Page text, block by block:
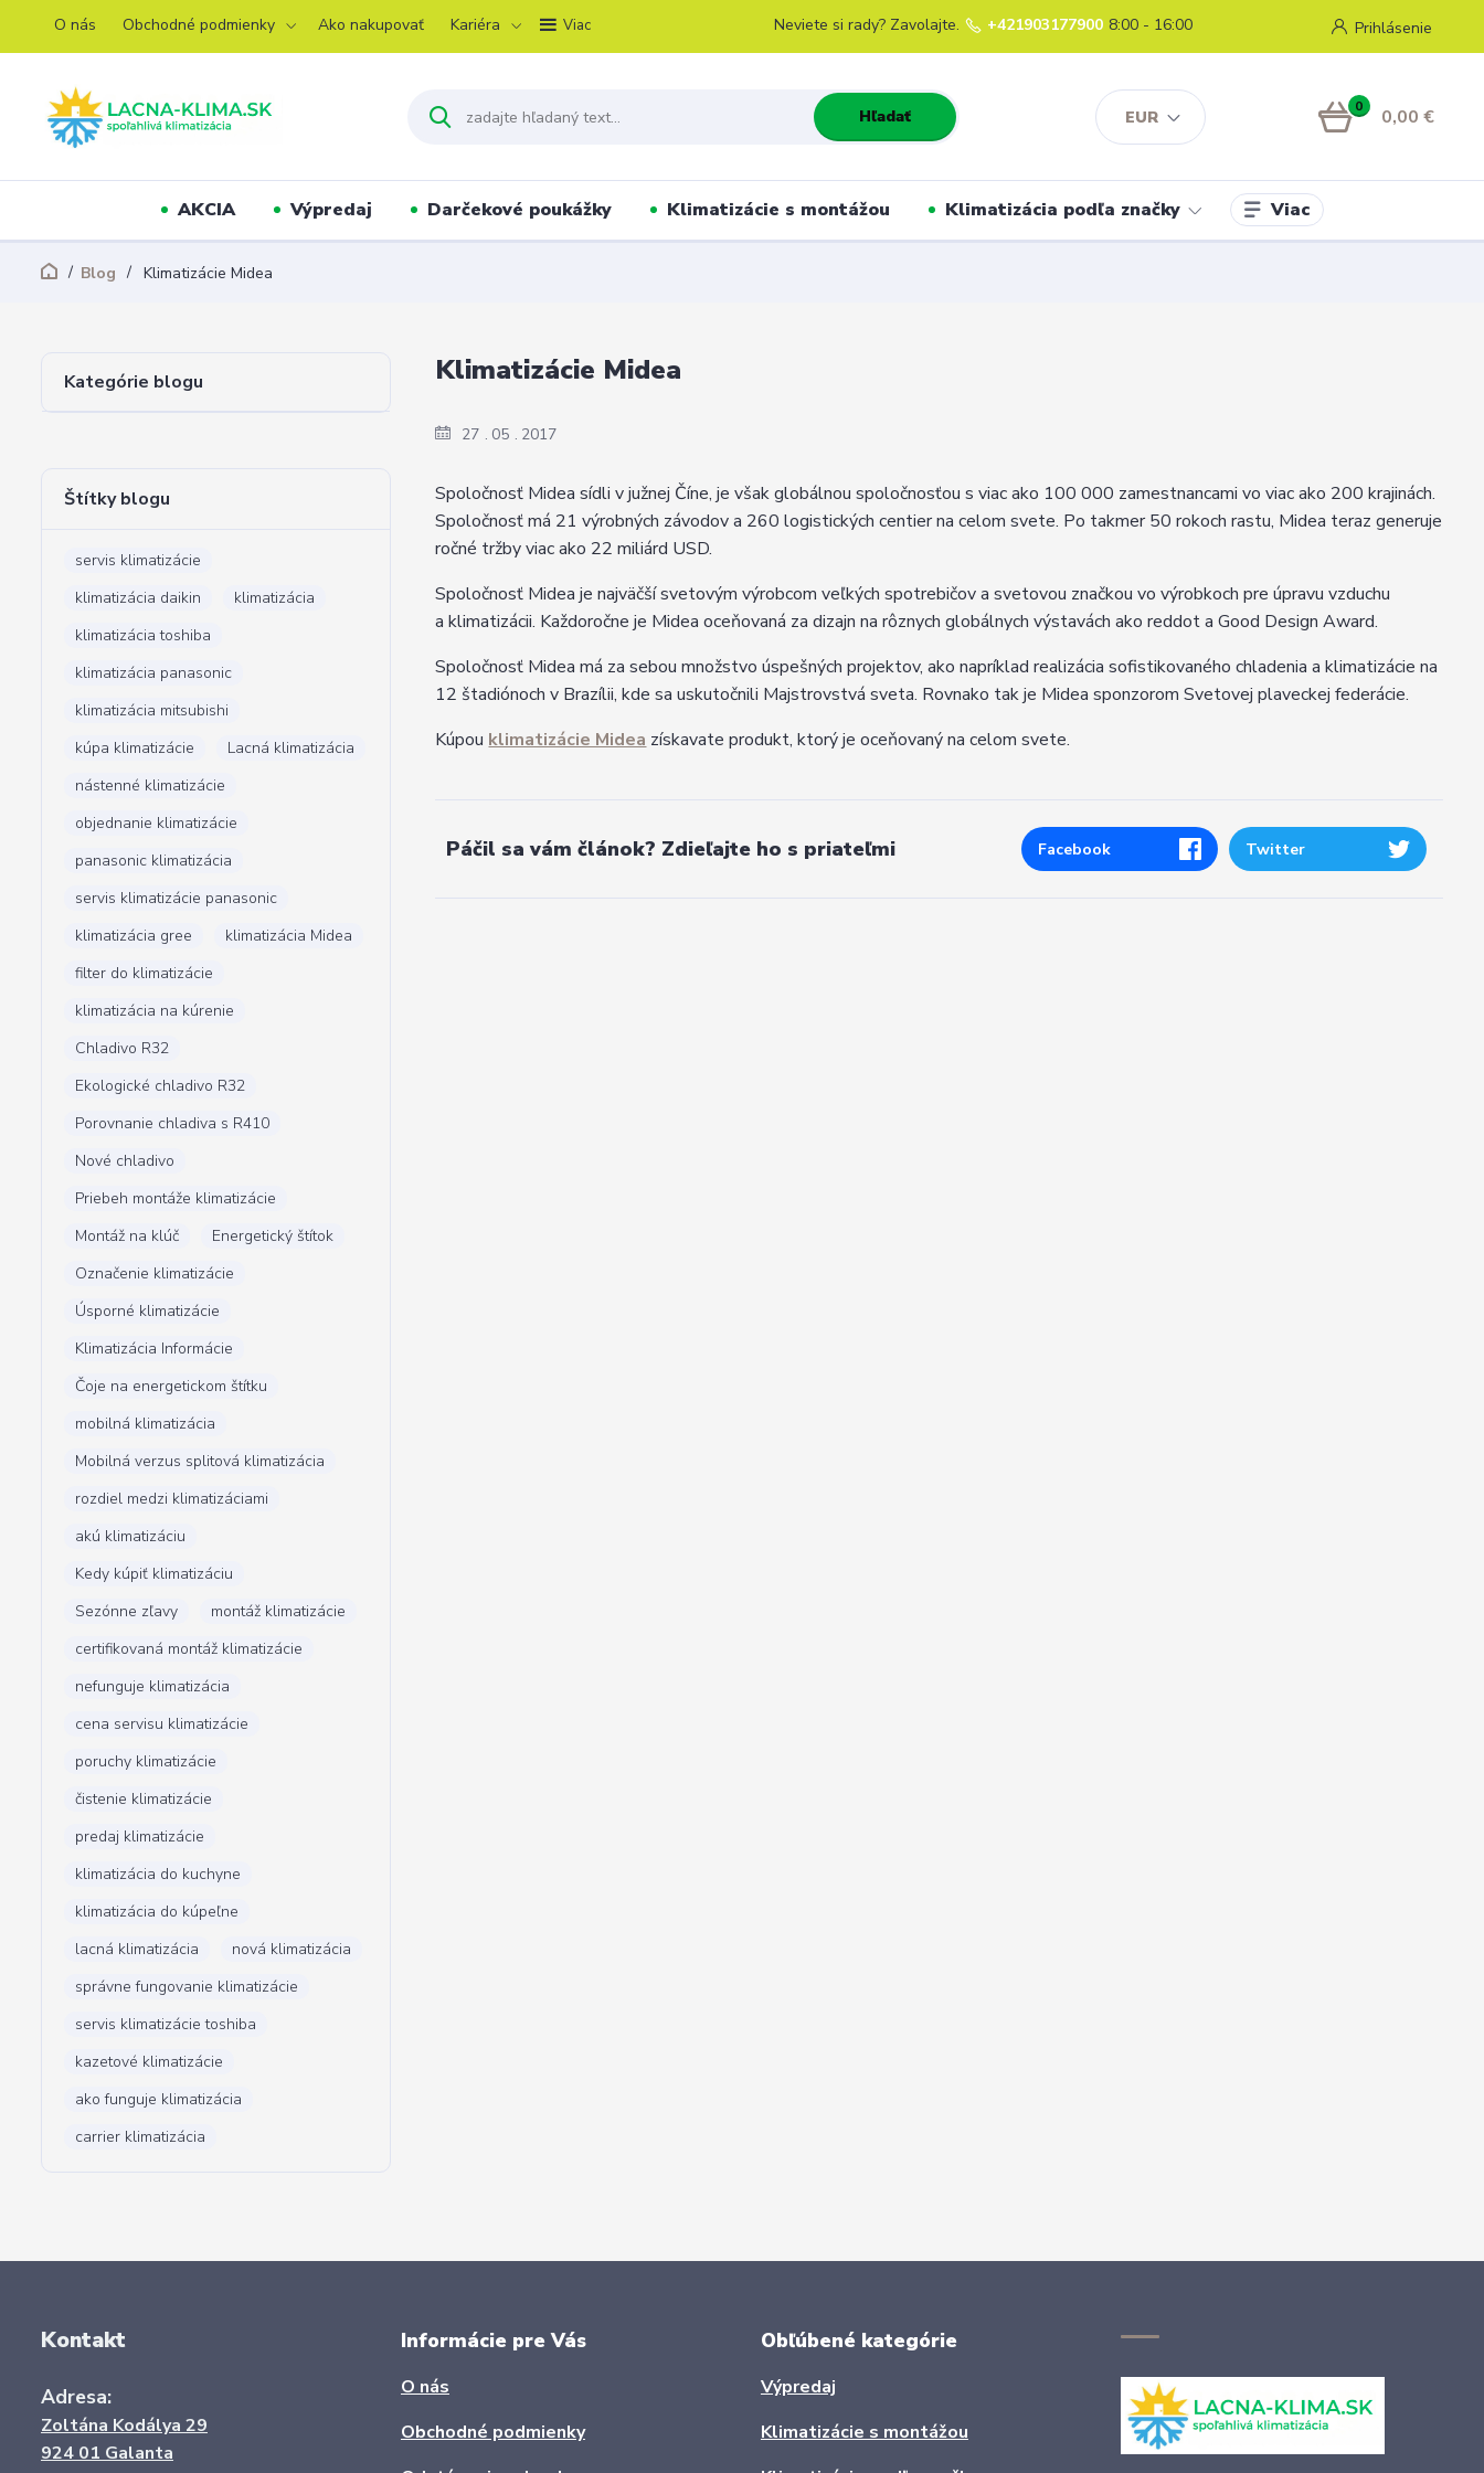
O nás Obchodné podmienky Ako nakupovať Kariéra Viac
EUR
Prihlásenie
Hľadať
Neviete si rady? Zavolajte. +421903177900 8:00 - 16:00
0 0,00 €
AKCIA Výpredaj Darčekové poukážky Klimatizácie s montážou Klimatizácia podľa značky Viac
Blog Klimatizácie Midea
Kategórie blogu
Štítky blogu
servis klimatizácie
klimatizácia daikin
klimatizácia
klimatizácia toshiba
klimatizácia panasonic
klimatizácia mitsubishi
kúpa klimatizácie
Lacná klimatizácia
nástenné klimatizácie
objednanie klimatizácie
panasonic klimatizácia
servis klimatizácie panasonic
klimatizácia gree
klimatizácia Midea
filter do klimatizácie
klimatizácia na kúrenie
Chladivo R32
Ekologické chladivo R32
Porovnanie chladiva s R410
Nové chladivo
Priebeh montáže klimatizácie
Montáž na klúč
Energetický štítok
Označenie klimatizácie
Úsporné klimatizácie
Klimatizácia Informácie
Čoje na energetickom štítku
mobilná klimatizácia
Mobilná verzus splitová klimatizácia
rozdiel medzi klimatizáciami
akú klimatizáciu
Kedy kúpiť klimatizáciu
Sezónne zľavy
montáž klimatizácie
certifikovaná montáž klimatizácie
nefunguje klimatizácia
cena servisu klimatizácie
poruchy klimatizácie
čistenie klimatizácie
predaj klimatizácie
klimatizácia do kuchyne
klimatizácia do kúpeľne
lacná klimatizácia
nová klimatizácia
správne fungovanie klimatizácie
servis klimatizácie toshiba
kazetové klimatizácie
ako funguje klimatizácia
carrier klimatizácia
27 05 2017
Klimatizácie Midea
Spoločnosť Midea sídli v južnej Číne, je však globálnou spoločnosťou s viac ako 100 000 zamestnancami vo viac ako 200 krajinách.
Spoločnosť má 21 výrobných závodov a 260 logistických centier na celom svete. Po takmer 50 rokoch rastu, Midea teraz generuje
ročné tržby viac ako 22 miliárd USD.
Spoločnosť Midea je najväčší svetovým výrobcom veľkých spotrebičov a svetovou značkou vo výrobkoch pre úpravu vzduchu
a klimatizácii. Každoročne je Midea oceňovaná za dizajn na rôznych globálnych výstavách ako reddot a Good Design Award.
Spoločnosť Midea má za sebou množstvo úspešných projektov, ako napríklad realizácia sofistikovaného chladenia a klimatizácie na
12 štadiónoch v Brazílii, kde sa uskutočnili Majstrovstvá sveta. Rovnako tak je Midea sponzorom Svetovej plaveckej federácie.
Kúpou klimatizácie Midea získavate produkt, ktorý je oceňovaný na celom svete.
Páčil sa vám článok? Zdieľajte ho s priateľmi Facebook Twitter
Kontakt
Adresa:
Zoltána Kodálya 29
924 01 Galanta
Informácie pre Vás
O nás
Obchodné podmienky
Obľúbené kategórie
Výpredaj
Klimatizácie s montážou